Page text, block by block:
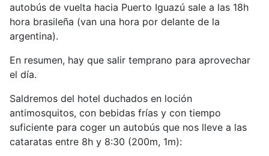
autobús de vuelta hacia Puerto Iguazú sale a las 18h
hora brasileña (van una hora por delante de la
argentina).
En resumen, hay que salir temprano para aprovechar
el día.
Saldremos del hotel duchados en loción
antimosquitos, con bebidas frías y con tiempo
suficiente para coger un autobús que nos lleve a las
cataratas entre 8h y 8:30 (200m, 1m):